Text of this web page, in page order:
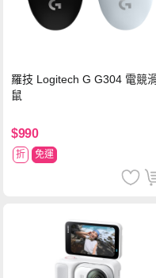
羅技 Logitech G G304 電競
鼠
$990
折 免運